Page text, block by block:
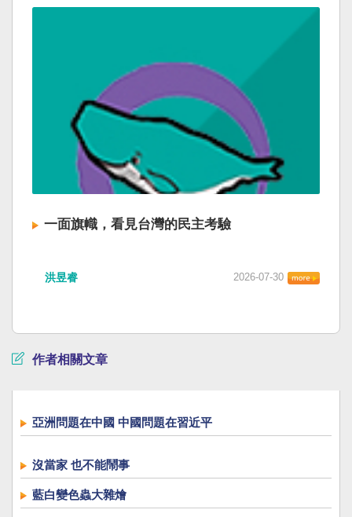
一面旗幟，看見台灣的民主考驗
洪昱睿 2026-07-30
作者相關文章
亞洲問題在中國 中國問題在習近平
沒當家 也不能鬧事
藍白變色蟲大雜燴